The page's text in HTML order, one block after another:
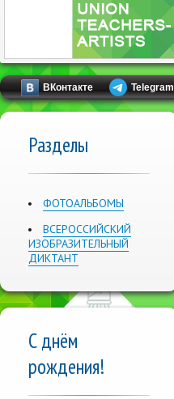
ВКонтакте Telegram
Разделы
ФОТОАЛЬБОМЫ
ВСЕРОССИЙСКИЙ
ИЗОБРАЗИТЕЛЬНЫЙ
ДИКТАНТ
С днём
рождения!